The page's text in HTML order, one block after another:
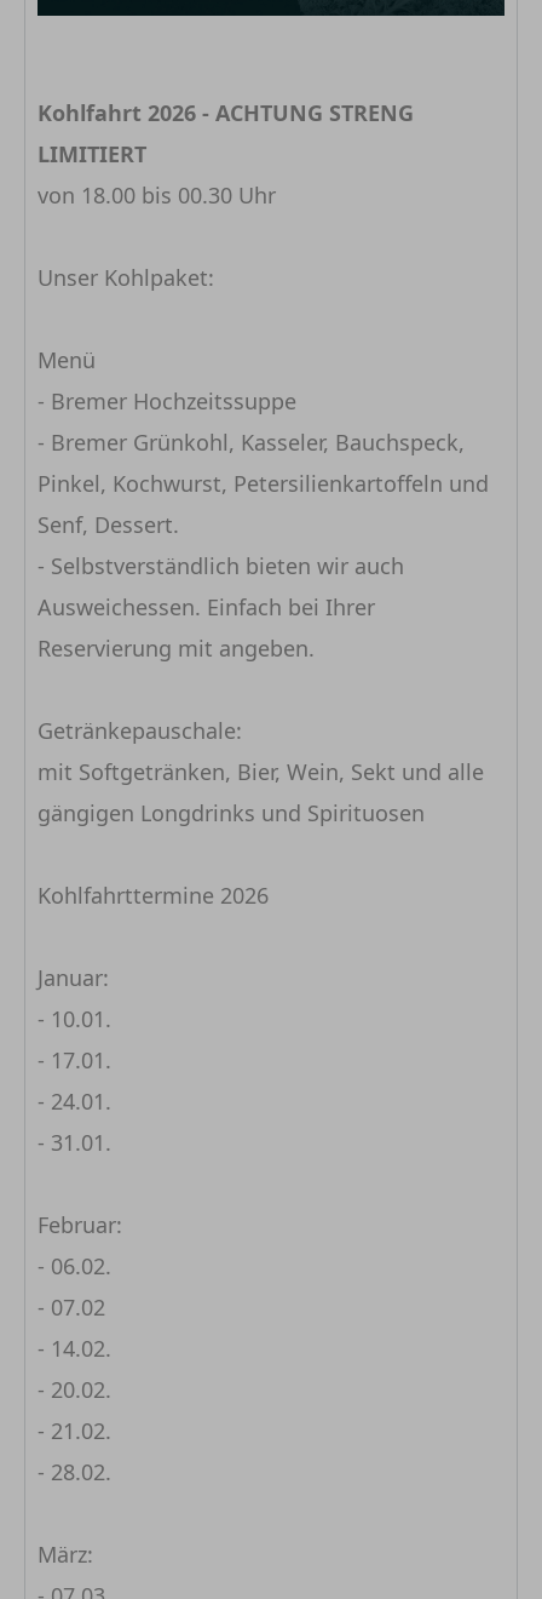
Kohlfahrt 2026 - ACHTUNG STRENG
LIMITIERT
von 18.00 bis 00.30 Uhr
Unser Kohlpaket:
Menü
- Bremer Hochzeitssuppe
- Bremer Grünkohl, Kasseler, Bauchspeck,
Pinkel, Kochwurst, Petersilienkartoffeln und
Senf, Dessert.
- Selbstverständlich bieten wir auch
Ausweichessen. Einfach bei Ihrer
Reservierung mit angeben.
Getränkepauschale:
mit Softgetränken, Bier, Wein, Sekt und alle
gängigen Longdrinks und Spirituosen
Kohlfahrttermine 2026
Januar:
- 10.01.
- 17.01.
- 24.01.
- 31.01.
Februar:
- 06.02.
- 07.02
- 14.02.
- 20.02.
- 21.02.
- 28.02.
März: